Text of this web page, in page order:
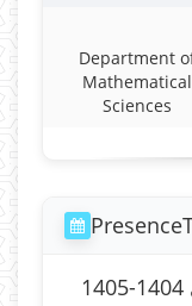
Department
Mathematical
Sciences